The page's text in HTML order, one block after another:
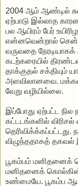
2004 ஆம் ஆண்டில்
ஏற்பாடு இல்லாத
பல ஆயிரம் பேர்
என்னவென்றால்
வருவதை
கடற்கரையில்
தாக்குதல் சக்தியும்
அளவிலானவை.
வேறு வழியில்லை.
இப்போது ஏற்பட்ட
கட்டடங்களில் விரிசல்
விழுந்ததாகத்
பூகம்பம்
மனிதனைக்
உண்மையே. பூகம்ப